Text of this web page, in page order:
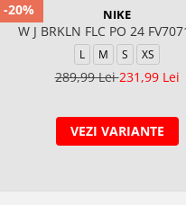
-20% NIKE
W J BRKLN FLC PO 24
L M S XS
289,99 Lei231,99 Lei
VEZI VARIANTE